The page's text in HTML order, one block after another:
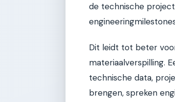
de technische
Dit leidt tot beter
materiaalverspilling.
technische data,
brengen, spreken